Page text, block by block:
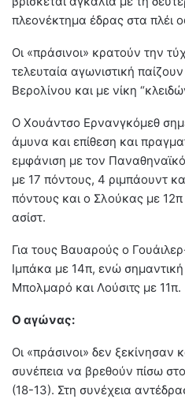
πλεονέκτημα έδρας στα πλέι
Οι «πράσινοι» κρατούν την
τελευταία αγωνιστική
Βερολίνου και με νίκη
Ο Χουάντσο Ερνανγκόμεθ
άμυνα και επίθεση και
εμφάνιση με τον
με 17 πόντους, 4 ριμπάουντ
πόντους και ο Σλούκας με 12π
ασίστ.
Για τους Βαυαρούς ο
Ιμπάκα με 14π, ενώ
Μπολμαρό και Λούσιτς με 11π.
Ο αγώνας:
Oι «πράσινοι» δεν
συνέπεια να βρεθούν πίσω
(18-13). Στη συνέχεια